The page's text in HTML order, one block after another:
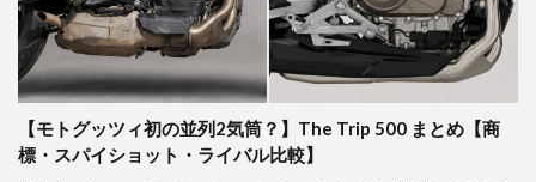
【モトグッツィ初の並列2気筒？】The Trip 500 まとめ【商
標・スパイショット・ライバル比較】